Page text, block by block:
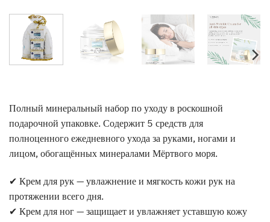
Полный минеральный набор по уходу в роскошной
подарочной упаковке. Содержит 5 средств для
полноценного ежедневного ухода за руками, ногами и
лицом, обогащённых минералами Мёртвого моря.
✔ Крем для рук — увлажнение и мягкость кожи рук на
протяжении всего дня.
✔ Крем для ног — защищает и увлажняет уставшую кожу